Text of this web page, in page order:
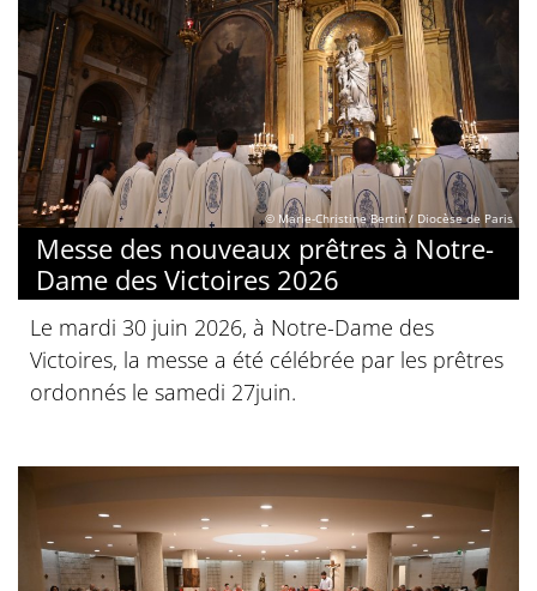
© Marie-Christine Bertin / Diocèse de Paris
Messe des nouveaux prêtres à Notre-
Dame des Victoires 2026
Le mardi 30 juin 2026, à Notre-Dame des
Victoires, la messe a été célébrée par les prêtres
ordonnés le samedi 27juin.